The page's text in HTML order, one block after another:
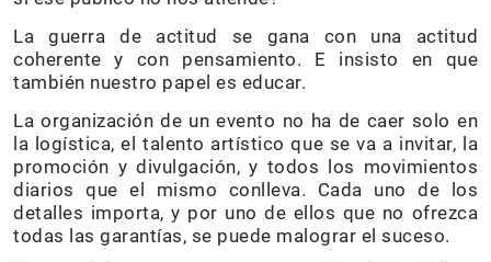
La guerra de actitud se gana con una actitud
coherente y con pensamiento. E insisto en que
también nuestro papel es educar.
La organización de un evento no ha de caer solo en
la logística, el talento artístico que se va a invitar, la
promoción y divulgación, y todos los movimientos
diarios que el mismo conlleva. Cada uno de los
detalles importa, y por uno de ellos que no ofrezca
todas las garantías, se puede malograr el suceso.